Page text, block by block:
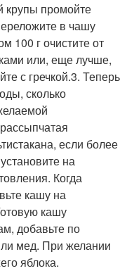
крупы промойте
в чашу
100 г очистите от
или, еще лучше,
с гречкой.3. Теперь
сколько
если более
на
Когда
кашу на
кашу
добавьте по
мед. При желании
яблока.